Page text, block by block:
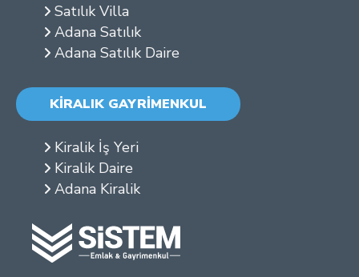
Satılık Villa
Adana Satılık
Adana Satılık Daire
KİRALIK GAYRİMENKUL
Kiralik İş Yeri
Kiralik Daire
Adana Kiralik